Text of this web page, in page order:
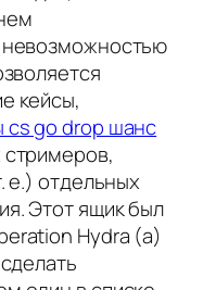
невозможностью
кейсы,
cs go drop шанс
стримеров,
е.) отдельных
Этот ящик был
Hydra (а)